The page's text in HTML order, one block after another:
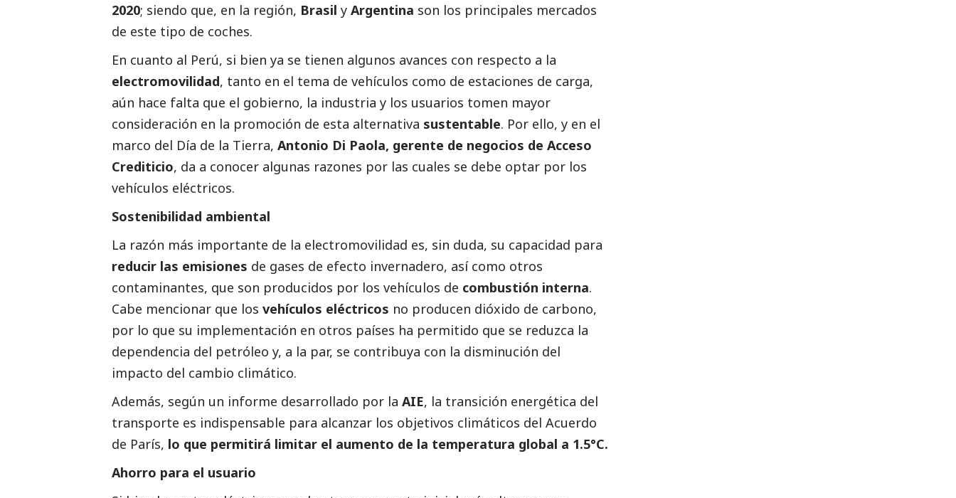
2020; siendo que, en la región, Brasil y Argentina son los principales mercados
de este tipo de coches.
En cuanto al Perú, si bien ya se tienen algunos avances con respecto a la
electromovilidad, tanto en el tema de vehículos como de estaciones de carga,
aún hace falta que el gobierno, la industria y los usuarios tomen mayor
consideración en la promoción de esta alternativa sustentable. Por ello, y en el
marco del Día de la Tierra, Antonio Di Paola, gerente de negocios de Acceso
Crediticio, da a conocer algunas razones por las cuales se debe optar por los
vehículos eléctricos.
Sostenibilidad ambiental
La razón más importante de la electromovilidad es, sin duda, su capacidad para
reducir las emisiones de gases de efecto invernadero, así como otros
contaminantes, que son producidos por los vehículos de combustión interna.
Cabe mencionar que los vehículos eléctricos no producen dióxido de carbono,
por lo que su implementación en otros países ha permitido que se reduzca la
dependencia del petróleo y, a la par, se contribuya con la disminución del
impacto del cambio climático.
Además, según un informe desarrollado por la AIE, la transición energética del
transporte es indispensable para alcanzar los objetivos climáticos del Acuerdo
de París, lo que permitirá limitar el aumento de la temperatura global a 1.5°C.
Ahorro para el usuario